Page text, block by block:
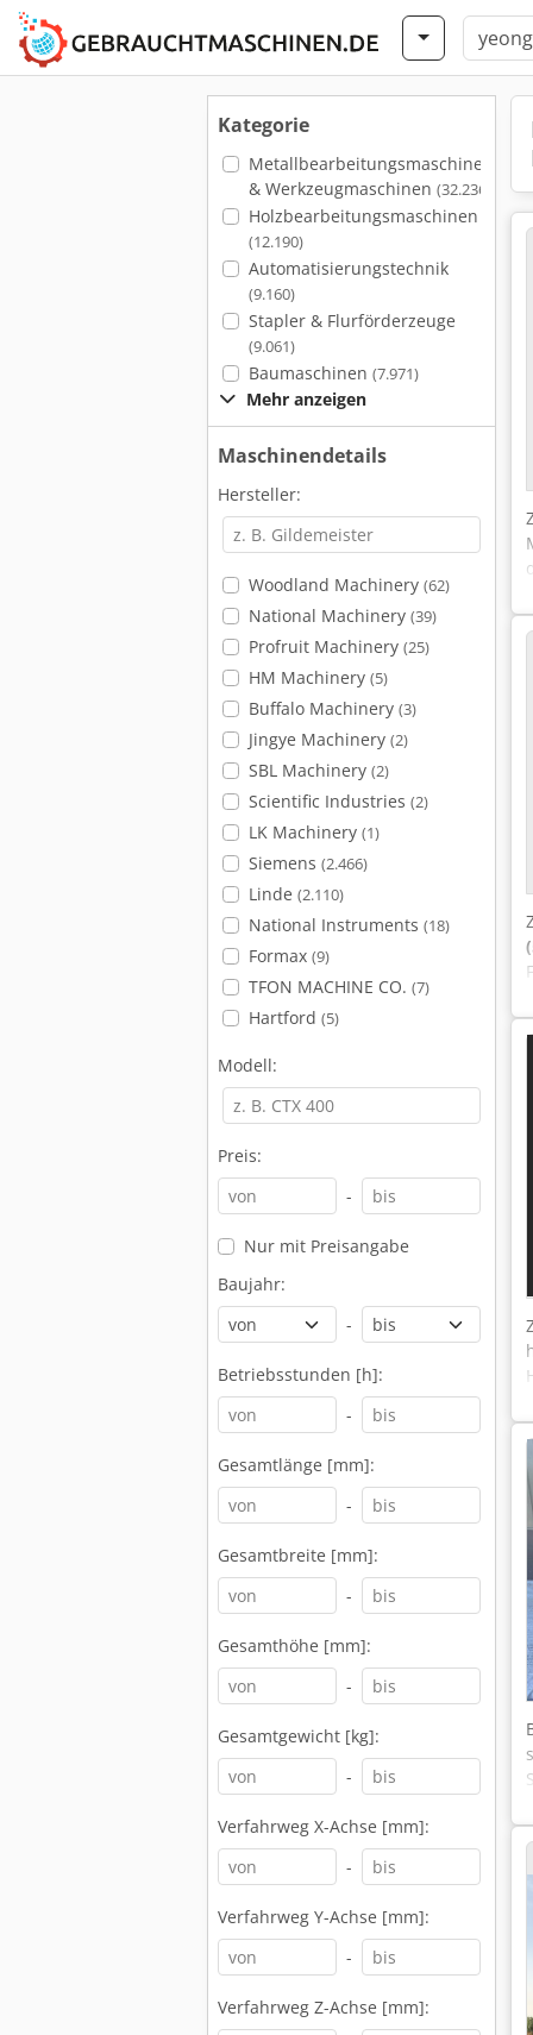
Kategorie
Metallbearbeitungsmaschinen
& Werkzeugmaschinen (32.236)
Holzbearbeitungsmaschinen
(12.190)
Automatisierungstechnik
(9.160)
Stapler & Flurförderzeuge
(9.061)
Baumaschinen (7.971)
Mehr anzeigen
Maschinendetails
Hersteller:
Woodland Machinery (62)
National Machinery (39)
Profruit Machinery (25)
HM Machinery (5)
Buffalo Machinery (3)
Jingye Machinery (2)
SBL Machinery (2)
Scientific Industries (2)
LK Machinery (1)
Siemens (2.466)
Linde (2.110)
National Instruments (18)
Formax (9)
TFON MACHINE CO. (7)
Hartford (5)
Modell:
Preis:
-
Nur mit Preisangabe
Baujahr:
-
Betriebsstunden [h]:
-
Gesamtlänge [mm]:
-
Gesamtbreite [mm]:
-
Gesamthöhe [mm]:
-
Gesamtgewicht [kg]:
-
Verfahrweg X-Achse [mm]:
-
Verfahrweg Y-Achse [mm]:
-
Verfahrweg Z-Achse [mm]: